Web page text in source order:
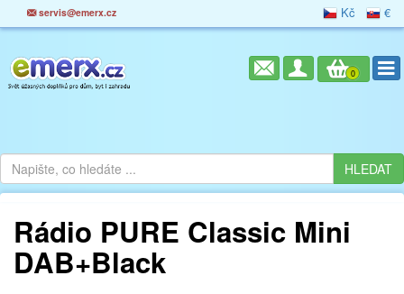
servis@emerx.cz Kč €
0
Rádio PURE Classic Mini
DAB+Black